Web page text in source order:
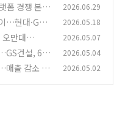
폼 경쟁 본격
2026.06.29
…현대·GS
계브리핑
2026.05.18
만대
2026.05.07
건설, 6,8
2026.05.04
매출 감소 속
2026.05.02